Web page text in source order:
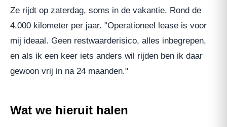
Ze rijdt op zaterdag, soms in de vakantie. Rond de
4.000 kilometer per jaar. "Operationeel lease is voor
mij ideaal. Geen restwaarderisico, alles inbegrepen,
en als ik een keer iets anders wil rijden ben ik daar
gewoon vrij in na 24 maanden."
Wat we hieruit halen